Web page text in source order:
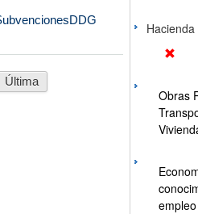
Última
Hacienda
Obras